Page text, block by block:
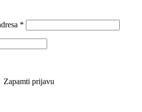
*
Zapamti prijavu